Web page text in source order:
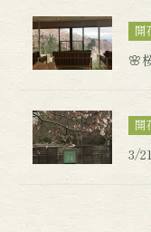
開
🌸
開
3/